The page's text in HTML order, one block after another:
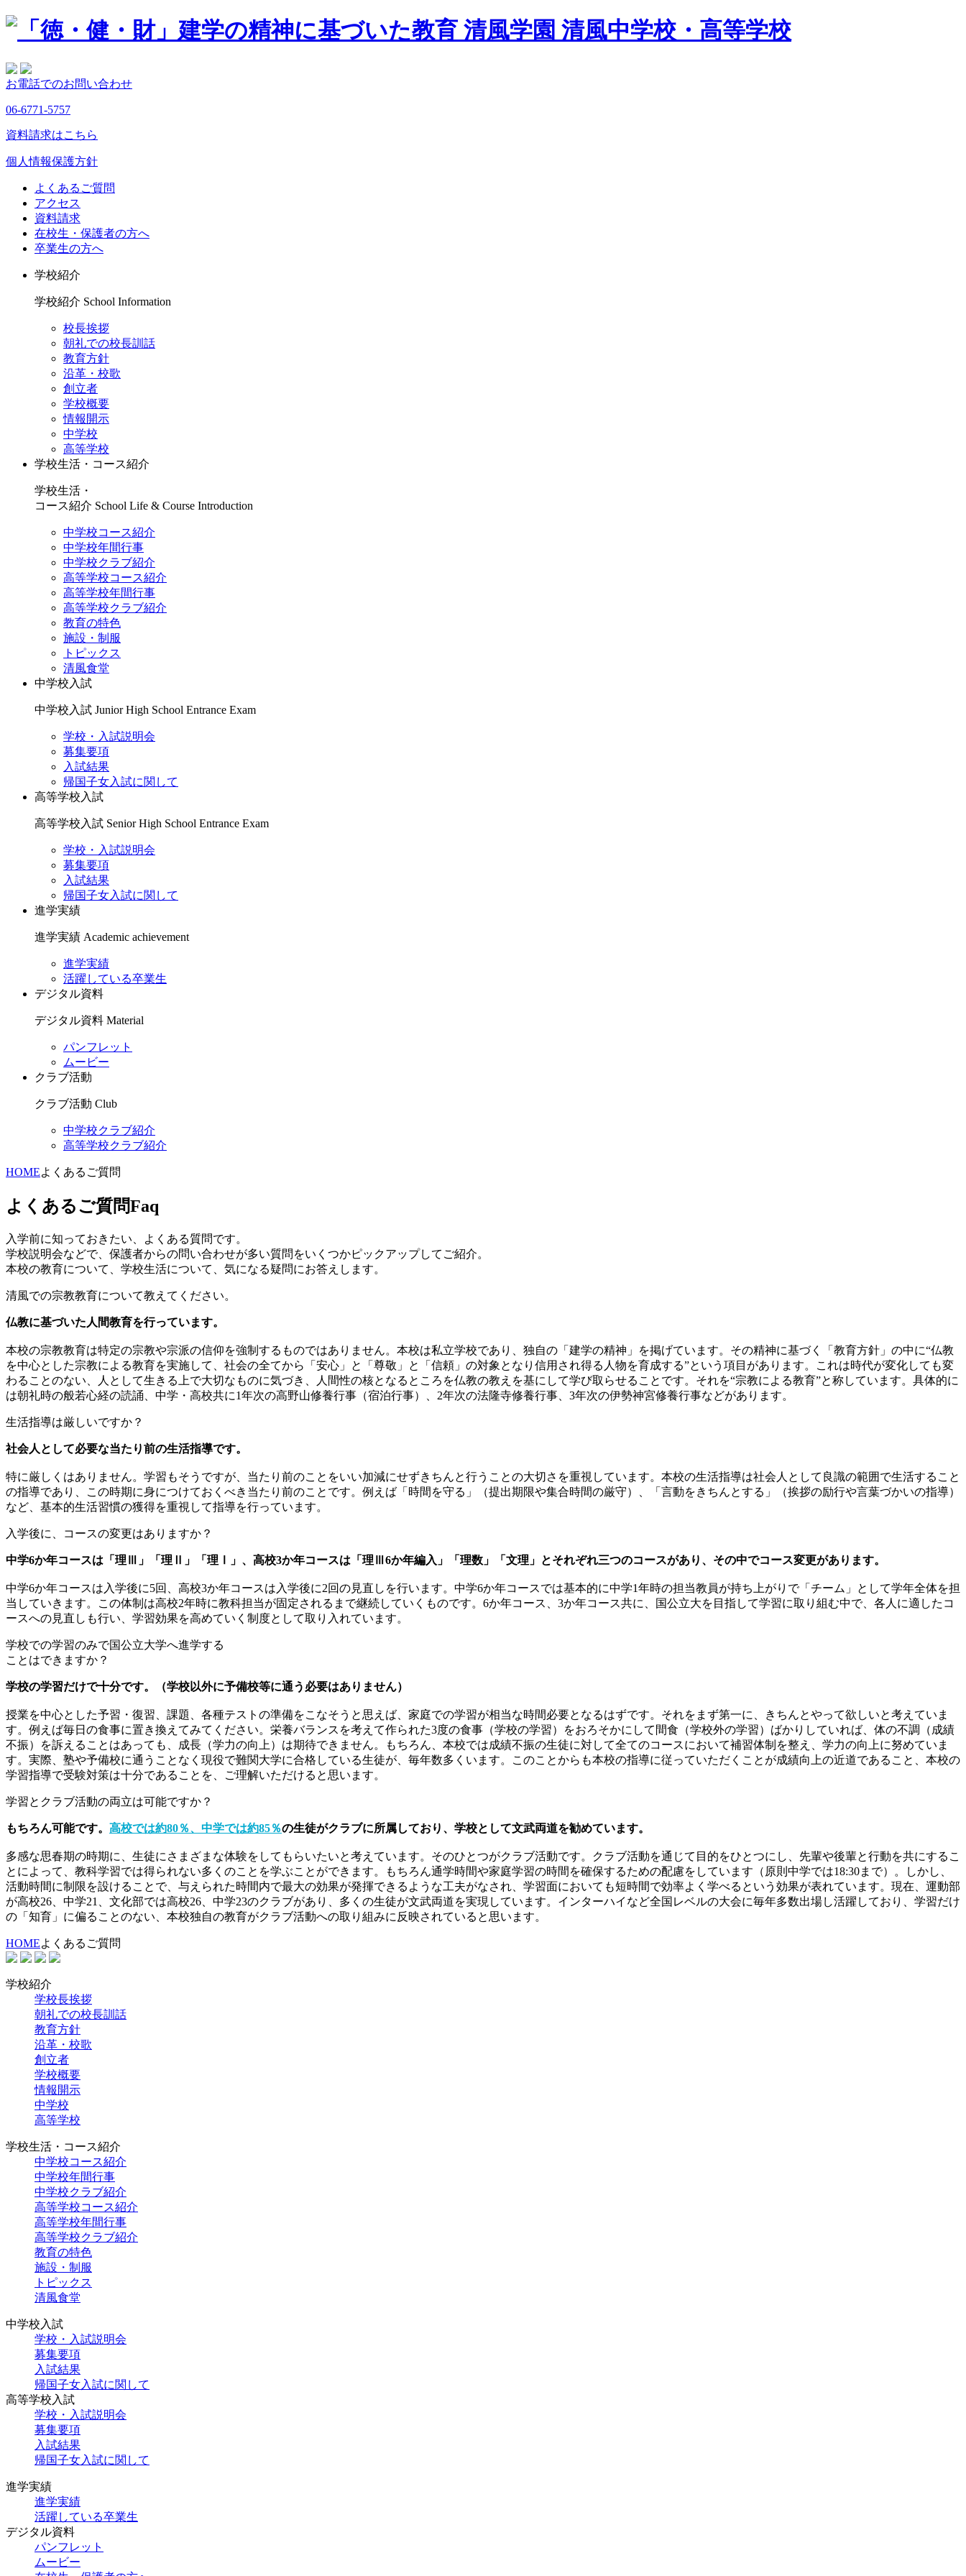
お電話でのお問い合わせ
06-6771-5757
資料請求はこちら
個人情報保護方針
よくあるご質問
アクセス
資料請求
在校生・保護者の方へ
卒業生の方へ
学校紹介
学校紹介 School Information
校長挨拶
朝礼での校長訓話
教育方針
沿革・校歌
創立者
学校概要
情報開示
中学校
高等学校
学校生活・コース紹介
学校生活・
コース紹介 School Life & Course Introduction
中学校コース紹介
中学校年間行事
中学校クラブ紹介
高等学校コース紹介
高等学校年間行事
高等学校クラブ紹介
教育の特色
施設・制服
トピックス
清風食堂
中学校入試
中学校入試 Junior High School Entrance Exam
学校・入試説明会
募集要項
入試結果
帰国子女入試に関して
高等学校入試
高等学校入試 Senior High School Entrance Exam
学校・入試説明会
募集要項
入試結果
帰国子女入試に関して
進学実績
進学実績 Academic achievement
進学実績
活躍している卒業生
デジタル資料
デジタル資料 Material
パンフレット
ムービー
クラブ活動
クラブ活動 Club
中学校クラブ紹介
高等学校クラブ紹介
HOMEよくあるご質問
よくあるご質問Faq
入学前に知っておきたい、よくある質問です。
学校説明会などで、保護者からの問い合わせが多い質問をいくつかピックアップしてご紹介。
本校の教育について、学校生活について、気になる疑問にお答えします。
清風での宗教教育について教えてください。
仏教に基づいた人間教育を行っています。
本校の宗教教育は特定の宗教や宗派の信仰を強制するものではありません。本校は私立学校であり、独自の「建学の精神」を掲げています。その精神に基づく「教育方針」の中に“仏教
を中心とした宗教による教育を実施して、社会の全てから「安心」と「尊敬」と「信頼」の対象となり信用され得る人物を育成する”という項目があります。これは時代が変化しても変
わることのない、人として生きる上で大切なものに気づき、人間性の核となるところを仏教の教えを基にして学び取らせることです。それを“宗教による教育”と称しています。具体的に
は朝礼時の般若心経の読誦、中学・高校共に1年次の高野山修養行事（宿泊行事）、2年次の法隆寺修養行事、3年次の伊勢神宮修養行事などがあります。
生活指導は厳しいですか？
社会人として必要な当たり前の生活指導です。
特に厳しくはありません。学習もそうですが、当たり前のことをいい加減にせずきちんと行うことの大切さを重視しています。本校の生活指導は社会人として良識の範囲で生活すること
の指導であり、この時期に身につけておくべき当たり前のことです。例えば「時間を守る」（提出期限や集合時間の厳守）、「言動をきちんとする」（挨拶の励行や言葉づかいの指導）
など、基本的生活習慣の獲得を重視して指導を行っています。
入学後に、コースの変更はありますか？
中学6か年コースは「理Ⅲ」「理Ⅱ」「理Ⅰ」、高校3か年コースは「理Ⅲ6か年編入」「理数」「文理」とそれぞれ三つのコースがあり、その中でコース変更があります。
中学6か年コースは入学後に5回、高校3か年コースは入学後に2回の見直しを行います。中学6か年コースでは基本的に中学1年時の担当教員が持ち上がりで「チーム」として学年全体を担
当していきます。この体制は高校2年時に教科担当が固定されるまで継続していくものです。6か年コース、3か年コース共に、国公立大を目指して学習に取り組む中で、各人に適したコ
ースへの見直しも行い、学習効果を高めていく制度として取り入れています。
学校での学習のみで国公立大学へ進学する
ことはできますか？
学校の学習だけで十分です。（学校以外に予備校等に通う必要はありません）
授業を中心とした予習・復習、課題、各種テストの準備をこなそうと思えば、家庭での学習が相当な時間必要となるはずです。それをまず第一に、きちんとやって欲しいと考えていま
す。例えば毎日の食事に置き換えてみてください。栄養バランスを考えて作られた3度の食事（学校の学習）をおろそかにして間食（学校外の学習）ばかりしていれば、体の不調（成績
不振）を訴えることはあっても、成長（学力の向上）は期待できません。もちろん、本校では成績不振の生徒に対して全てのコースにおいて補習体制を整え、学力の向上に努めていま
す。実際、塾や予備校に通うことなく現役で難関大学に合格している生徒が、毎年数多くいます。このことからも本校の指導に従っていただくことが成績向上の近道であること、本校の
学習指導で受験対策は十分であることを、ご理解いただけると思います。
学習とクラブ活動の両立は可能ですか？
もちろん可能です。 高校では約80％、中学では約85％の生徒がクラブに所属しており、学校として文武両道を勧めています。
多感な思春期の時期に、生徒にさまざまな体験をしてもらいたいと考えています。そのひとつがクラブ活動です。クラブ活動を通じて目的をひとつにし、先輩や後輩と行動を共にするこ
とによって、教科学習では得られない多くのことを学ぶことができます。もちろん通学時間や家庭学習の時間を確保するための配慮をしています（原則中学では18:30まで）。しかし、
活動時間に制限を設けることで、与えられた時間内で最大の効果が発揮できるような工夫がなされ、学習面においても短時間で効率よく学べるという効果が表れています。現在、運動部
が高校26、中学21、文化部では高校26、中学23のクラブがあり、多くの生徒が文武両道を実現しています。インターハイなど全国レベルの大会に毎年多数出場し活躍しており、学習だけ
の「知育」に偏ることのない、本校独自の教育がクラブ活動への取り組みに反映されていると思います。
HOMEよくあるご質問
学校紹介
学校長挨拶
朝礼での校長訓話
教育方針
沿革・校歌
創立者
学校概要
情報開示
中学校
高等学校
学校生活・コース紹介
中学校コース紹介
中学校年間行事
中学校クラブ紹介
高等学校コース紹介
高等学校年間行事
高等学校クラブ紹介
教育の特色
施設・制服
トピックス
清風食堂
中学校入試
学校・入試説明会
募集要項
入試結果
帰国子女入試に関して
高等学校入試
学校・入試説明会
募集要項
入試結果
帰国子女入試に関して
進学実績
進学実績
活躍している卒業生
デジタル資料
パンフレット
ムービー